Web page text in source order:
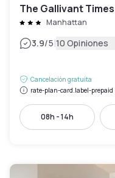
The Gallivant
Manhattan
3.9/5|10 Opiniones
Cancelación gratuita
rate-plan-card.label-prepaid
08h - 14h